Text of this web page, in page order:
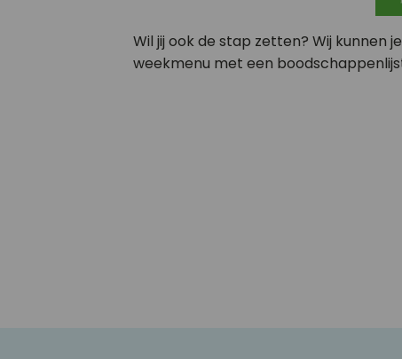
Wil jij ook de stap zetten? Wij kunnen
weekmenu met een